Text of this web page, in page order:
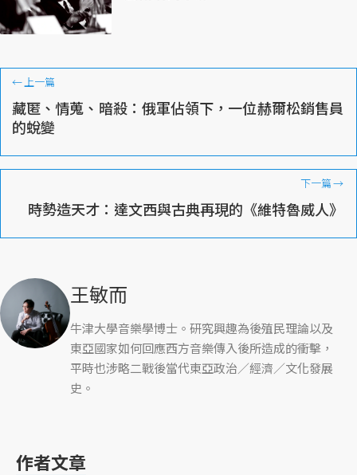
← 上一篇
藏匿、情蒐、暗殺：俄軍佔領下，一位赫爾松銷售員
的蛻變
下一篇→
時勢造天才：達文西與古典再現的《維特魯威人》
王敏而
牛津大學音樂學博士。研究興趣為後殖民理論以及
東亞國家如何回應西方音樂傳入後所造成的衝擊，
平時也涉略二戰後當代東亞政治／經濟／文化發展
史。
作者文章